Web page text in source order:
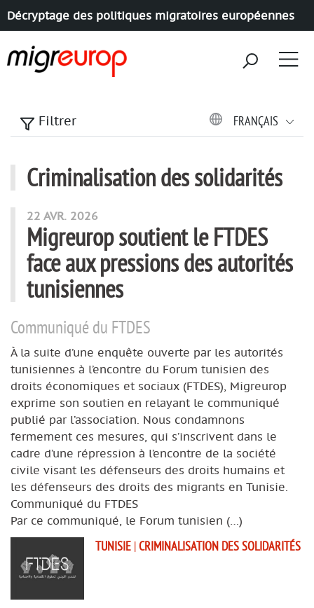
Décryptage des politiques migratoires européennes
Filtrer FRANÇAIS
Criminalisation des solidarités
articles mots
22 AVR. 2026
Migreurop soutient le FTDES
face aux pressions des autorités
tunisiennes
Communiqué du FTDES
À la suite d’une enquête ouverte par les autorités
tunisiennes à l’encontre du Forum tunisien des
droits économiques et sociaux (FTDES), Migreurop
exprime son soutien en relayant le communiqué
publié par l’association. Nous condamnons
fermement ces mesures, qui s’inscrivent dans le
cadre d’une répression à l’encontre de la société
civile visant les défenseurs des droits humains et
les défenseurs des droits des migrants en Tunisie.
Communiqué du FTDES
Par ce communiqué, le Forum tunisien (…)
TUNISIE |CRIMINALISATION DES SOLIDARITÉS